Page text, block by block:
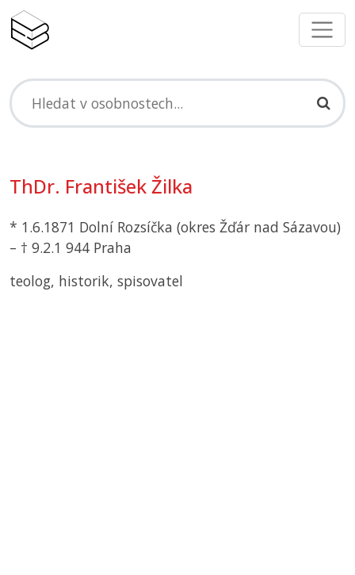
ThDr. František Žilka
* 1.6.1871 Dolní Rozsíčka (okres Žďár nad Sázavou)
– † 9.2.1 944 Praha
teolog, historik, spisovatel